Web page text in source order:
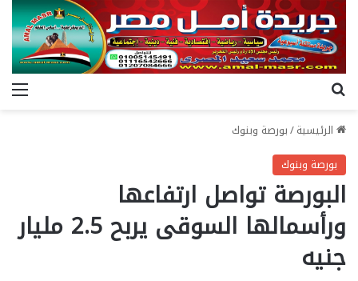
الرئيسية/بورصة وبنوك
بورصة وبنوك
البورصة تواصل ارتفاعها
ورأسمالها السوقى يربح 2.5 مليار
جنيه